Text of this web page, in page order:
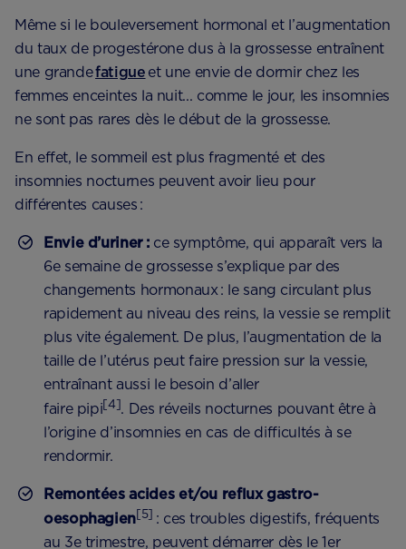
Même si le bouleversement hormonal et l’augmentation
du taux de progestérone dus à la grossesse entraînent
une grandefatigue et une envie de dormir chez les
femmes enceintes la nuit... comme le jour, les insomnies
ne sont pas rares dès le début de la grossesse.
En effet, le sommeil est plus fragmenté et des
insomnies nocturnes peuvent avoir lieu pour
différentes causes :
Envie d’uriner :ce symptôme, qui apparaît vers la
6e semaine de grossesse s’explique par des
changements hormonaux : le sang circulant plus
rapidement au niveau des reins, la vessie se remplit
plus vite également. De plus, l’augmentation de la
taille de l’utérus peut faire pression sur la vessie,
entraînant aussi le besoin d’aller
faire pipi[4]. Des réveils nocturnes pouvant être à
l’origine d’insomnies en cas de difficultés à se
rendormir.
Remontées acides et/ou reflux gastro-
oesophagien[5] : ces troubles digestifs, fréquents
au 3e trimestre, peuvent démarrer dès le 1er